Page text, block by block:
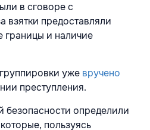
в сговоре с
предоставляли
и наличие
уже вручено
преступления.
безопасности определили
пользуясь